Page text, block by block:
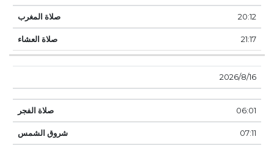
20:12
21:17
16‏‏/8‏‏/2026
06:01
07:11